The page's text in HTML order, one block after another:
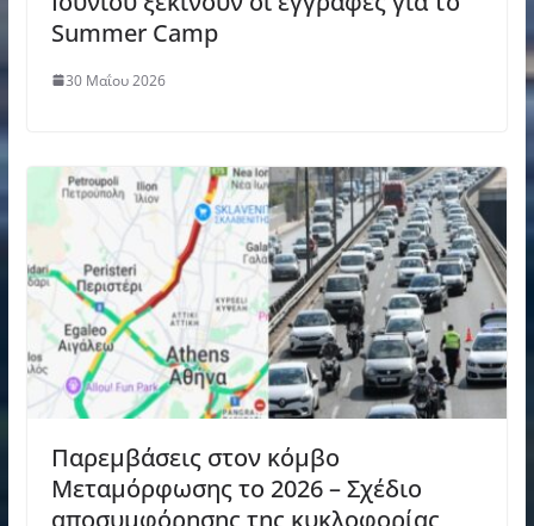
Summer Camp
30 Μαΐου 2026
Παρεμβάσεις στον κόμβο
Μεταμόρφωσης το 2026 – Σχέδιο